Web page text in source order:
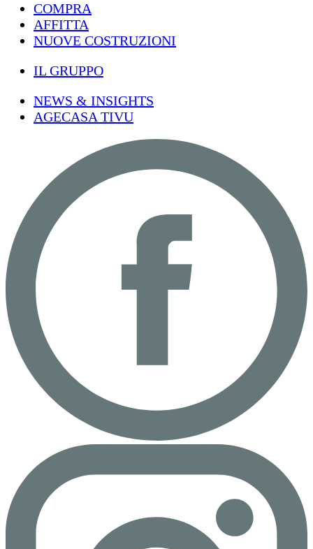
COMPRA
AFFITTA
NUOVE COSTRUZIONI
IL GRUPPO
NEWS & INSIGHTS
AGECASA TIVU